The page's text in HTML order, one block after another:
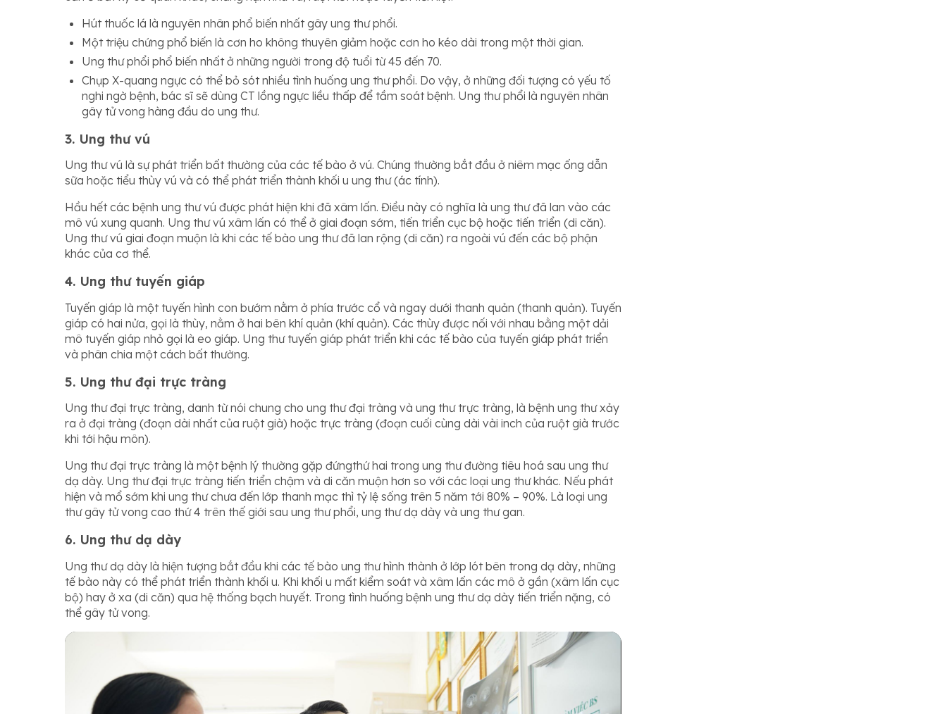
Hút thuốc lá là nguyên nhân phổ biến nhất gây ung thư phổi.
Một triệu chứng phổ biến là cơn ho không thuyên giảm hoặc cơn ho kéo dài trong một thời gian.
Ung thư phổi phổ biến nhất ở những người trong độ tuổi từ 45 đến 70.
Chụp X-quang ngực có thể bỏ sót nhiều tình huống ung thư phổi. Do vậy, ở những đối tượng có yếu tố
nghi ngờ bệnh, bác sĩ sẽ dùng CT lồng ngực liều thấp để tầm soát bệnh. Ung thư phổi là nguyên nhân
gây tử vong hàng đầu do ung thư.
3. Ung thư vú
Ung thư vú là sự phát triển bất thường của các tế bào ở vú. Chúng thường bắt đầu ở niêm mạc ống dẫn
sữa hoặc tiểu thùy vú và có thể phát triển thành khối u ung thư (ác tính).
Hầu hết các bệnh ung thư vú được phát hiện khi đã xâm lấn. Điều này có nghĩa là ung thư đã lan vào các
mô vú xung quanh. Ung thư vú xâm lấn có thể ở giai đoạn sớm, tiến triển cục bộ hoặc tiến triển (di căn).
Ung thư vú giai đoạn muộn là khi các tế bào ung thư đã lan rộng (di căn) ra ngoài vú đến các bộ phận
khác của cơ thể.
4. Ung thư tuyến giáp
Tuyến giáp là một tuyến hình con bướm nằm ở phía trước cổ và ngay dưới thanh quản (thanh quản). Tuyến
giáp có hai nửa, gọi là thùy, nằm ở hai bên khí quản (khí quản). Các thùy được nối với nhau bằng một dải
mô tuyến giáp nhỏ gọi là eo giáp. Ung thư tuyến giáp phát triển khi các tế bào của tuyến giáp phát triển
và phân chia một cách bất thường.
5. Ung thư đại trực tràng
Ung thư đại trực tràng, danh từ nói chung cho ung thư đại tràng và ung thư trực tràng, là bệnh ung thư xảy
ra ở đại tràng (đoạn dài nhất của ruột già) hoặc trực tràng (đoạn cuối cùng dài vài inch của ruột già trước
khi tới hậu môn).
Ung thư đại trực tràng là một bệnh lý thường gặp đứngthứ hai trong ung thư đường tiêu hoá sau ung thư
dạ dày. Ung thư đại trực tràng tiến triển chậm và di căn muộn hơn so với các loại ung thư khác. Nếu phát
hiện và mổ sớm khi ung thư chưa đến lớp thanh mạc thì tỷ lệ sống trên 5 năm tới 80% – 90%. Là loại ung
thư gây tử vong cao thứ 4 trên thế giới sau ung thư phổi, ung thư dạ dày và ung thư gan.
6. Ung thư dạ dày
Ung thư dạ dày là hiện tượng bắt đầu khi các tế bào ung thư hình thành ở lớp lót bên trong dạ dày, những
tế bào này có thể phát triển thành khối u. Khi khối u mất kiểm soát và xâm lấn các mô ở gần (xâm lấn cục
bộ) hay ở xa (di căn) qua hệ thống bạch huyết. Trong tình huống bệnh ung thư dạ dày tiến triển nặng, có
thể gây tử vong.